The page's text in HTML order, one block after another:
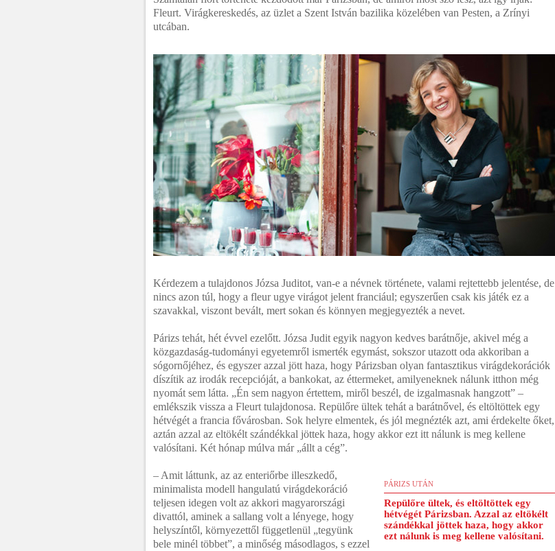
Fleurt. Virágkereskedés, az üzlet a Szent István bazilika közelében van Pesten, a Zrínyi
utcában.
Kérdezem a tulajdonos Józsa Juditot, van-e a névnek története, valami rejtettebb jelentése, de
nincs azon túl, hogy a fleur ugye virágot jelent franciául; egyszerűen csak kis játék ez a
szavakkal, viszont bevált, mert sokan és könnyen megjegyezték a nevet.
Párizs tehát, hét évvel ezelőtt. Józsa Judit egyik nagyon kedves barátnője, akivel még a
közgazdaság-tudományi egyetemről ismerték egymást, sokszor utazott oda akkoriban a
sógornőjéhez, és egyszer azzal jött haza, hogy Párizsban olyan fantasztikus virágdekorációk
díszítik az irodák recepcióját, a bankokat, az éttermeket, amilyeneknek nálunk itthon még
nyomát sem látta. „Én sem nagyon értettem, miről beszél, de izgalmasnak hangzott” –
emlékszik vissza a Fleurt tulajdonosa. Repülőre ültek tehát a barátnővel, és eltöltöttek egy
hétvégét a francia fővárosban. Sok helyre elmentek, és jól megnézték azt, ami érdekelte őket,
aztán azzal az eltökélt szándékkal jöttek haza, hogy akkor ezt itt nálunk is meg kellene
valósítani. Két hónap múlva már „állt a cég”.
PÁRIZS UTÁN
Repülőre ültek, és eltöltöttek egy
hétvégét Párizsban. Azzal az eltökélt
szándékkal jöttek haza, hogy akkor
ezt nálunk is meg kellene valósítani.
– Amit láttunk, az az enteriőrbe illeszkedő,
minimalista modell hangulatú virágdekoráció
teljesen idegen volt az akkori magyarországi
divattól, aminek a sallang volt a lényege, hogy
helyszíntől, környezettől függetlenül „tegyünk
bele minél többet”, a minőség másodlagos, s ezzel